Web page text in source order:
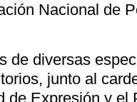
Nacional de
de diversas
junto al
de Expresión y el